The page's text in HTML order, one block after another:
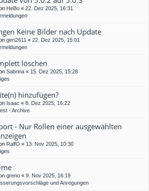
HeBo « 22. Dez 2025, 16:31
Keine Bilder nach Update
geri2611 « 22. Dez 2025, 15:01
löschen
Sabrina « 15. Dez 2025, 15:28
hinzufügen?
Isaac « 8. Dez 2025, 16:22
- Archive
- Nur Rollen einer ausgewählten
RalfO « 13. Nov 2025, 10:30
greno « 9. Nov 2025, 16:19
und Anregungen